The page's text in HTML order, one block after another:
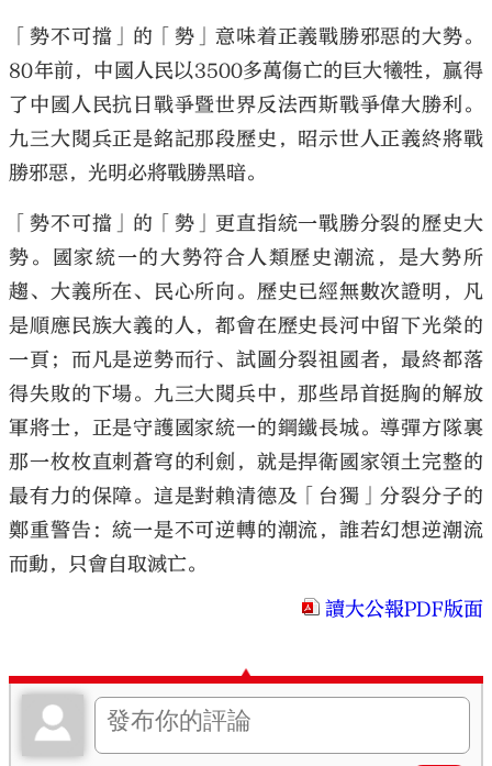
「勢不可擋」的「勢」意味着正義戰勝邪惡的大勢。
80年前，中國人民以3500多萬傷亡的巨大犧牲，贏得
了中國人民抗日戰爭暨世界反法西斯戰爭偉大勝利。
九三大閱兵正是銘記那段歷史，昭示世人正義終將戰
勝邪惡，光明必將戰勝黑暗。
「勢不可擋」的「勢」更直指統一戰勝分裂的歷史大
勢。國家統一的大勢符合人類歷史潮流，是大勢所
趨、大義所在、民心所向。歷史已經無數次證明，凡
是順應民族大義的人，都會在歷史長河中留下光榮的
一頁；而凡是逆勢而行、試圖分裂祖國者，最終都落
得失敗的下場。九三大閱兵中，那些昂首挺胸的解放
軍將士，正是守護國家統一的鋼鐵長城。導彈方隊裏
那一枚枚直刺蒼穹的利劍，就是捍衛國家領土完整的
最有力的保障。這是對賴清德及「台獨」分裂分子的
鄭重警告：統一是不可逆轉的潮流，誰若幻想逆潮流
而動，只會自取滅亡。
讀大公報PDF版面